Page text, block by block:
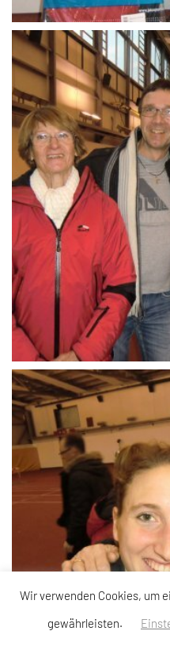
Wir verwenden Cookies, um
gewährleisten.